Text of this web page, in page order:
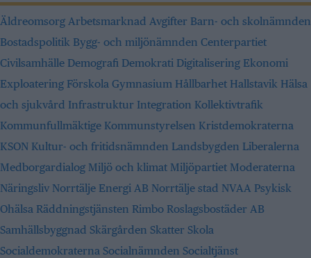
Äldreomsorg Arbetsmarknad Avgifter Barn- och skolnämnden
Bostadspolitik Bygg- och miljönämnden Centerpartiet
Civilsamhälle Demografi Demokrati Digitalisering Ekonomi
Exploatering Förskola Gymnasium Hållbarhet Hallstavik Hälsa
och sjukvård Infrastruktur Integration Kollektivtrafik
Kommunfullmäktige Kommunstyrelsen Kristdemokraterna
KSON Kultur- och fritidsnämnden Landsbygden Liberalerna
Medborgardialog Miljö och klimat Miljöpartiet Moderaterna
Näringsliv Norrtälje Energi AB Norrtälje stad NVAA Psykisk
Ohälsa Räddningstjänsten Rimbo Roslagsbostäder AB
Samhällsbyggnad Skärgården Skatter Skola
Socialdemokraterna Socialnämnden Socialtjänst